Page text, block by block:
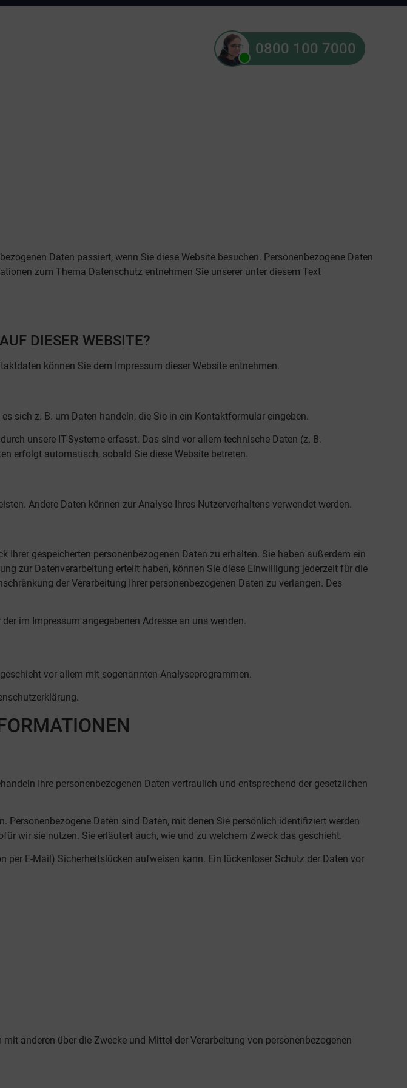
0800 100 7000
Daten passiert, wenn Sie diese Website besuchen. Personenbezogene Daten
zum Thema Datenschutz entnehmen Sie unserer unter diesem Text
DIESER WEBSITE?
können Sie dem Impressum dieser Website entnehmen.
sich z. B. um Daten handeln, die Sie in ein Kontaktformular eingeben.
unsere IT-Systeme erfasst. Das sind vor allem technische Daten (z. B.
erfolgt automatisch, sobald Sie diese Website betreten.
Andere Daten können zur Analyse Ihres Nutzerverhaltens verwendet werden.
gespeicherten personenbezogenen Daten zu erhalten. Sie haben außerdem ein
zur Datenverarbeitung erteilt haben, können Sie diese Einwilligung jederzeit für die
der Verarbeitung Ihrer personenbezogenen Daten zu verlangen. Des
im Impressum angegebenen Adresse an uns wenden.
vor allem mit sogenannten Analyseprogrammen.
Ihre personenbezogenen Daten vertraulich und entsprechend der gesetzlichen
Personenbezogene Daten sind Daten, mit denen Sie persönlich identifiziert werden
wir sie nutzen. Sie erläutert auch, wie und zu welchem Zweck das geschieht.
E-Mail) Sicherheitslücken aufweisen kann. Ein lückenloser Schutz der Daten vor
anderen über die Zwecke und Mittel der Verarbeitung von personenbezogenen